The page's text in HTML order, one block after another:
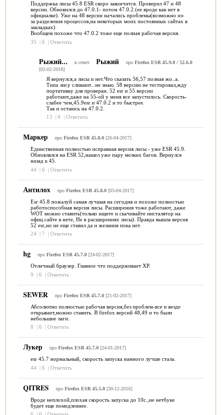
Поддержка лисы 45.8 ESR скоро закончится. Проверил 47 и 48
версии. Обновился до 47.0.1- потом 47.0.2.(ее вроде как нет в
официалке). Уже на 48 версии начались проблемы(возможно из-
за разделения процессов,на некоторых моих постоянных сайтах в
закладках).
Вообщем похоже что 47.0.2 тоже еще полная рабочая версия.
35
| 6 | Ответить
Рыжий... в ответ Рыжий про Firefox ESR 45.9.0 / 52.6.0
[02-02-2018]
Я вернулся,а лисы и нет.Что сказать 56,57 полная жо..а.
Типа лису сливают...не знаю. 58 версию не тестировал,жду
портативку для проверки. 52 esr и 55 версии
работают,даже на 55-ой у меня все запустилось. Скорость-
слабее чем,45.9esr и 47.0.2 и то быстрее.
Так и остаюсь на 47.0.2.
13
| 6 | Ответить
Маркер про Firefox ESR 45.8.0[26-04-2017]
Единственная полностью исправная версия лисы - уже ESR 45.9.
Обновлялся на ESR 52,нашел уже пару мелких багов. Вернулся
назад к 45.
44 | 6 | Ответить
Антилох про Firefox ESR 45.8.0[03-04-2017]
Esr 45.8 пожалуй самая лучшая на сегодня и похоже полностью
работоспособная версия лисы. Расширения тоже работают, даже
WOT можно ставить(только ищите и скачивайте инсталятор на
офиц.сайте в нете, Не в расширениях лисы). Правда вышла версия
52 esr,но не еще ставил да и желания пока нет.
24 | 7 | Ответить
hg про Firefox ESR 45.7.0[24-02-2017]
Отличный браузер. Главное что поддерживает ХР.
9
| 6 | Ответить
SEWER про Firefox ESR 45.7.0[21-02-2017]
Абсолютно полностью рабочая версия,без проблем-все и везде
открывает,можно ставить. В firefox версий 48,49 и то были
небольшие лаги.
8
| 6 | Ответить
Лукер про Firefox ESR 45.7.0[24-01-2017]
esr 45.7 нормальный, скорость запуска намного лучше стала.
44 | 6 | Ответить
QITRES про Firefox ESR 45.5.0[30-12-2016]
Вроде неплохой,плохая скорость запуска до 10с.,не нетбуке
будет еще помедленнее.